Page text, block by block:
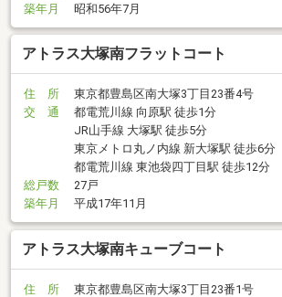
築年月
昭和56年7月
アトラス大塚南フラットコート
住 所
東京都豊島区南大塚3丁目23番4号
交 通
都電荒川線 向原駅 徒歩1分
JR山手線 大塚駅 徒歩5分
東京メトロ丸ノ内線 新大塚駅 徒歩6分
都電荒川線 東池袋四丁目駅 徒歩12分
総戸数
27戸
築年月
平成17年11月
アトラス大塚南キューブコート
住 所
東京都豊島区南大塚3丁目23番1号